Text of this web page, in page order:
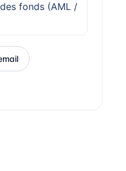
fonds (AML /